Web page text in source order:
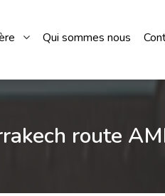
Qui sommes nous
route